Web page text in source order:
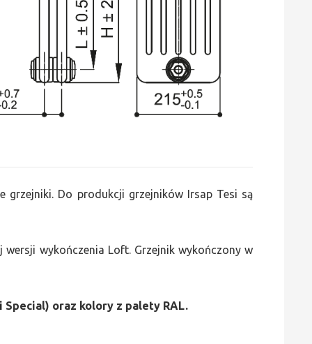
grzejniki. Do produkcji grzejników Irsap Tesi są
wykończenia Loft. Grzejnik wykończony w
oraz kolory z palety RAL.